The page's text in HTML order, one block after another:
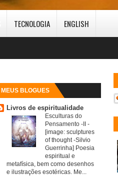
TECNOLOGIA ENGLISH
MEUS BLOGUES
Livros de espiritualidade
Esculturas do
Pensamento -II -
[image: sculptures
of thought -Silvio
Guerrinha] Poesia
espiritual e
metafísica, bem como desenhos
e ilustrações esotéricas. Me...